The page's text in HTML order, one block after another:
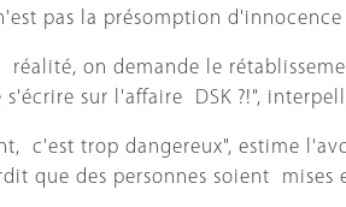
pas la présomption
on demande le
sur l'affaire DSK ?!",
c'est trop dangereux", estime
que des personnes soient mises